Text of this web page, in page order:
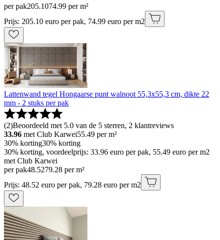
per pak205.1074.99 per m²
Prijs: 205.10 euro per pak, 74.99 euro per m2
Lattenwand tegel Hongaarse punt walnoot 55,3x55,3 cm, dikte 22
mm - 2 stuks per pak
(2)Beoordeeld met 5.0 van de 5 sterren, 2 klantreviews
33.96 met Club Karwei55.49 per m²
30% korting30% korting
30% korting, voordeelprijs: 33.96 euro per pak, 55.49 euro per m2
met Club Karwei
per pak48.5279.28 per m²
Prijs: 48.52 euro per pak, 79.28 euro per m2